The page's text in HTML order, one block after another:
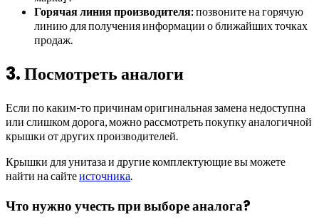
Горячая линия производителя:позвоните на горячую
линию для получения информации о ближайших точках
продаж.
3. Посмотреть аналоги
Если по каким-то причинам оригинальная замена недоступна
или слишком дорога, можно рассмотреть покупку аналогичной
крышки от других производителей.
Крышки для унитаза и другие комплектующие вы можете
найти на сайтеисточника
Что нужно учесть при выборе аналога?